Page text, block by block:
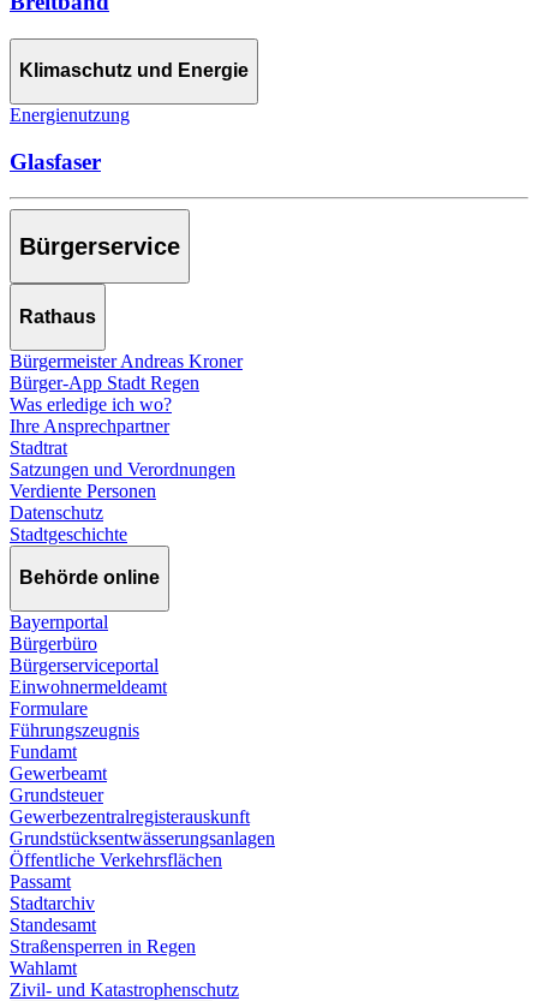
Klimaschutz und Energie
Energienutzung
Glasfaser
Bürgerservice
Rathaus
Bürgermeister Andreas Kroner
Bürger-App Stadt Regen
Was erledige ich wo?
Ihre Ansprechpartner
Stadtrat
Satzungen und Verordnungen
Verdiente Personen
Datenschutz
Stadtgeschichte
Behörde online
Bayernportal
Bürgerbüro
Bürgerserviceportal
Einwohnermeldeamt
Formulare
Führungszeugnis
Fundamt
Gewerbeamt
Grundsteuer
Gewerbezentralregisterauskunft
Grundstücksentwässerungsanlagen
Öffentliche Verkehrsflächen
Passamt
Stadtarchiv
Standesamt
Straßensperren in Regen
Wahlamt
Zivil- und Katastrophenschutz